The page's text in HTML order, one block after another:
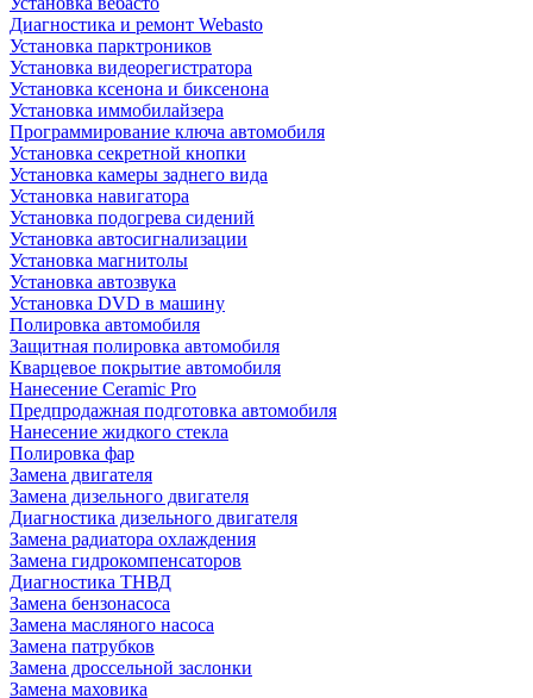
Диагностика и ремонт Webasto
Установка парктроников
Установка видеорегистратора
Установка ксенона и биксенона
Установка иммобилайзера
Программирование ключа автомобиля
Установка секретной кнопки
Установка камеры заднего вида
Установка навигатора
Установка подогрева сидений
Установка автосигнализации
Установка магнитолы
Установка автозвука
Установка DVD в машину
Полировка автомобиля
Защитная полировка автомобиля
Кварцевое покрытие автомобиля
Нанесение Ceramic Pro
Предпродажная подготовка автомобиля
Нанесение жидкого стекла
Полировка фар
Замена двигателя
Замена дизельного двигателя
Диагностика дизельного двигателя
Замена радиатора охлаждения
Замена гидрокомпенсаторов
Диагностика ТНВД
Замена бензонасоса
Замена масляного насоса
Замена патрубков
Замена дроссельной заслонки
Замена маховика